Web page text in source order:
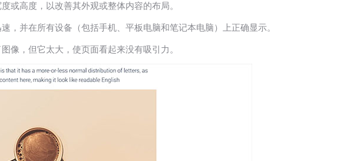
或高度，以改善其外观或整体内容的布局。
，并在所有设备（包括手机、平板电脑和笔记本电脑）上正确显示。
像，但它太大，使页面看起来没有吸引力。